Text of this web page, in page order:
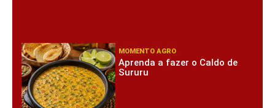
MOMENTO AGRO
Aprenda a fazer o Caldo de
Sururu